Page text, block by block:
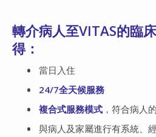
轉介病人至VITAS的臨
得：
當日入住
24/7全天候服務
複合式服務模式 ，符合病人
與病人及家屬進行有系統、